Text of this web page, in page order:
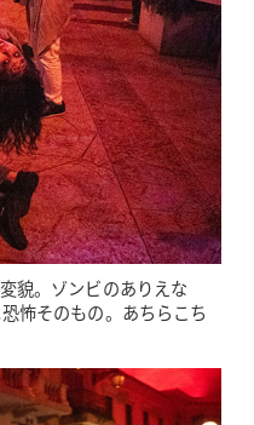
貌。ゾンビのありえな
怖そのもの。あちらこち